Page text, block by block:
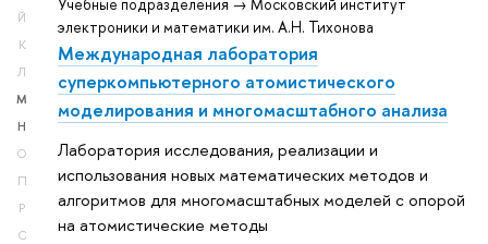
Й
К
Л
М
Н
О
П
Р
С
Учебные подразделения → Московский институт
электроники и математики им. А.Н. Тихонова
Международная лаборатория
суперкомпьютерного атомистического
моделирования и многомасштабного анализа
Лаборатория исследования, реализации и
использования новых математических методов и
алгоритмов для многомасштабных моделей с опорой
на атомистические методы